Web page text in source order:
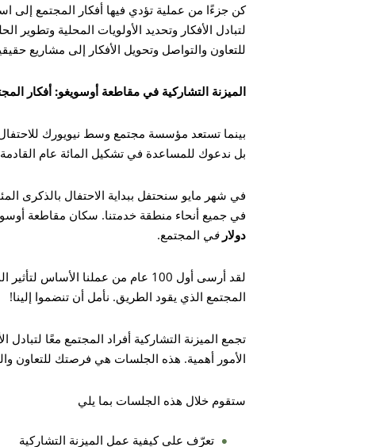
كن جزءًا من عملية تؤدي فيها أفكار المجتمع إلى
لتبادل الأفكار وتحديد الأولويات المحلية
للتعاون والتواصل وتحويل الأفكار إلى مشاريع
الميزنة التشاركية في مقاطعة أوسويغو: أفكار
بل ندعوك للمساعدة في تشكيل المائة عام
في شهر مايو سنحتفل ببداية الاحتفال بالذكرى
في جميع أنحاء منطقة خدمتنا. سكان مقاطعة
دولار في المجتمع.
لقد أرسى أول 100 عام من عملنا
المجتمع الذي يقود الطريق. نأمل أن تنضموا إلينا!
تجمع الميزنة التشاركية أفراد المجتمع معًا لتبادل
الأمور أهمية. هذه الجلسات هي فرصتك للتعاون
ستقوم خلال هذه الجلسات بما يلي
تعرّف على كيفية عمل الميزنة التشاركية